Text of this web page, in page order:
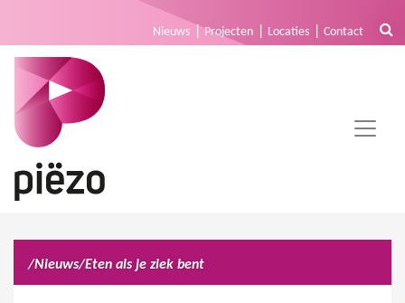
Nieuws Projecten Locaties Contact
/Nieuws/Eten als je ziek bent